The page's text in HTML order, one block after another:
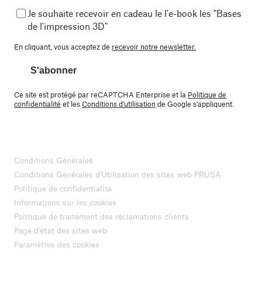
Je souhaite recevoir en cadeau le l'e-book les "Bases
de l'impression 3D"
En cliquant, vous acceptez de recevoir notre newsletter.
S'abonner
Ce site est protégé par reCAPTCHA Enterprise et la Politique de
confidentialité et lesConditions d'utilisationde Google s'appliquent.
Conditions Générales
Conditions Générales d'Utilisation des sites web PRUSA
Politique de confidentialité
Informations sur les cookies
Politique de traitement des réclamations clients
Page d'état des sites web
Paramètres des cookies